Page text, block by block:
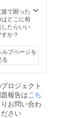
援で困った
はどこに相
したらいい
か？
ルプページを
る
ロジェクト
報告はこち
りお問い合わ
さい